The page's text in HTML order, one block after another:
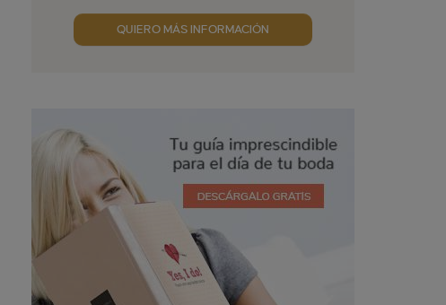
Aceptación publicidad
QUIERO MÁS INFORMACIÓN